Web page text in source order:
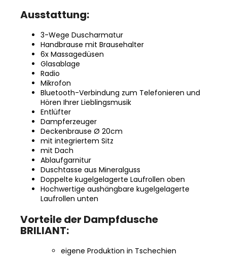
Ausstattung:
3-Wege Duscharmatur
Handbrause mit Brausehalter
6x Massagedüsen
Glasablage
Radio
Mikrofon
Bluetooth-Verbindung zum Telefonieren und
Hören Ihrer Lieblingsmusik
Entlüfter
Dampferzeuger
Deckenbrause Ø 20cm
mit integriertem Sitz
mit Dach
Ablaufgarnitur
Duschtasse aus Mineralguss
Doppelte kugelgelagerte Laufrollen oben
Hochwertige aushängbare kugelgelagerte
Laufrollen unten
Vorteile der Dampfdusche
BRILIANT:
eigene Produktion in Tschechien